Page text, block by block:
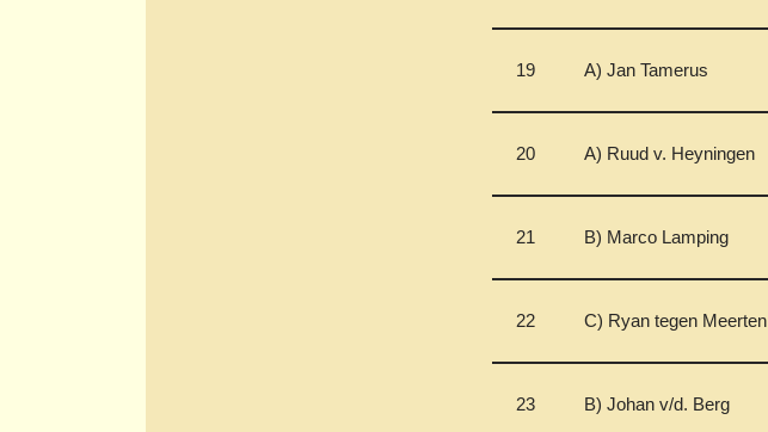
19 A) Jan Tamerus
20 A) Ruud v. Heyningen
21 B) Marco Lamping
22 C) Ryan tegen Meerten
23 B) Johan v/d. Berg